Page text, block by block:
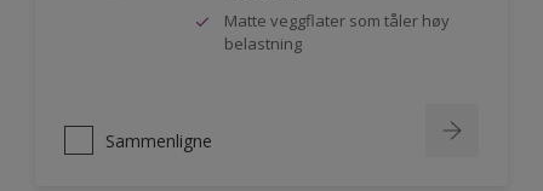
Matte veggflater som tåler høy
belastning
Sammenligne